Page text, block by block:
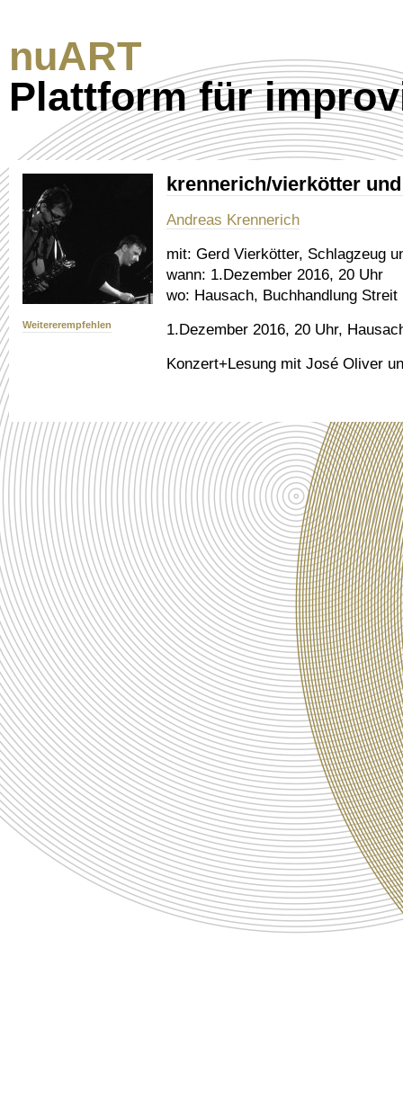
nuART
Plattform für
Weitererempfehlen
krennerich/vierkötter
Andreas Krennerich
mit: Gerd Vierkötter, Schlagzeug
wann: 1.Dezember 2016, 20 Uhr
wo: Hausach, Buchhandlung Streit
1.Dezember 2016, 20 Uhr,
Konzert+Lesung mit José Oliver